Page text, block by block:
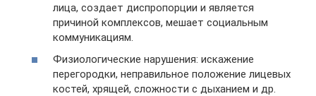
лица, создает диспропорции и является
причиной комплексов, мешает социальным
коммуникациям.
Физиологические нарушения: искажение
перегородки, неправильное положение лицевых
костей, хрящей, сложности с дыханием и др.